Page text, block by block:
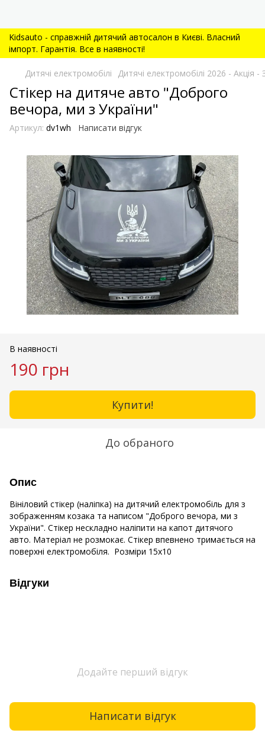
Kidsauto - справжній дитячий автосалон в Києві. Власний
імпорт. Гарантія. Все в наявності!
Дитячі електромобілі Дитячі електромобілі 2026 -
Стікер на дитяче авто "Доброго
вечора, ми з України"
Артикул: dv1wh Написати відгук
В наявності
190 грн
Купити!
До обраного
Опис
Вініловий стікер (наліпка) на дитячий електромобіль для з
зображенням козака та написом "Доброго вечора, ми з
України". Стікер нескладно наліпити на капот дитячого
авто. Матеріал не розмокає. Стікер впевнено тримається на
поверхні електромобіля. Розміри 15х10
Відгуки
Додайте перший відгук
Написати відгук